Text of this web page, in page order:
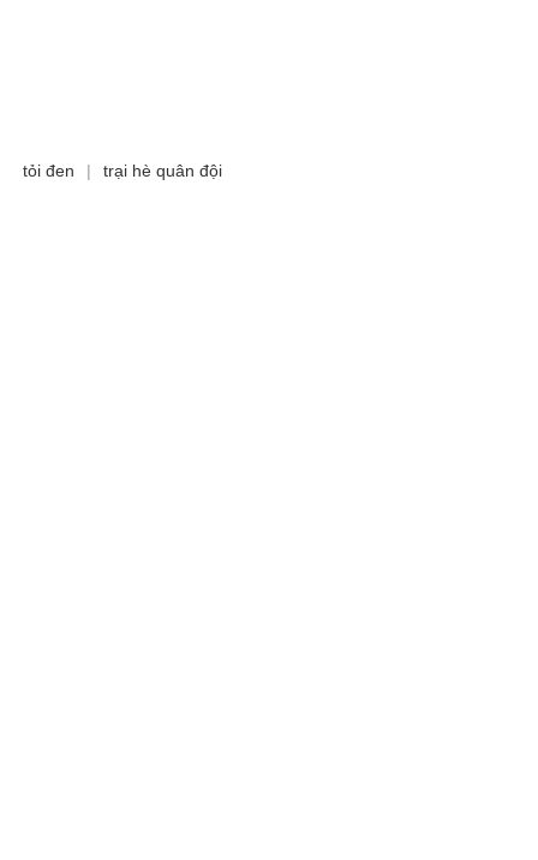
tỏi đen | trại hè quân đội